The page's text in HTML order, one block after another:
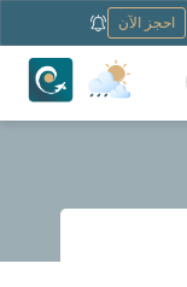
احجز الآن